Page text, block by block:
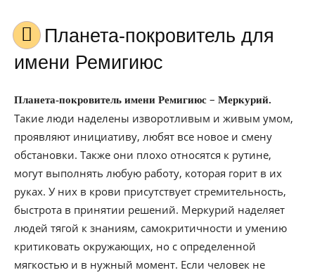
Планета-покровитель для
имени Ремигиюс
Планета-покровитель имени Ремигиюс – Меркурий.
Такие люди наделены изворотливым и живым умом,
проявляют инициативу, любят все новое и смену
обстановки. Также они плохо относятся к рутине,
могут выполнять любую работу, которая горит в их
руках. У них в крови присутствует стремительность,
быстрота в принятии решений. Меркурий наделяет
людей тягой к знаниям, самокритичности и умению
критиковать окружающих, но с определенной
мягкостью и в нужный момент. Если человек не